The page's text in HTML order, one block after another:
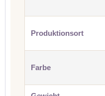
Produktionsort
Farbe